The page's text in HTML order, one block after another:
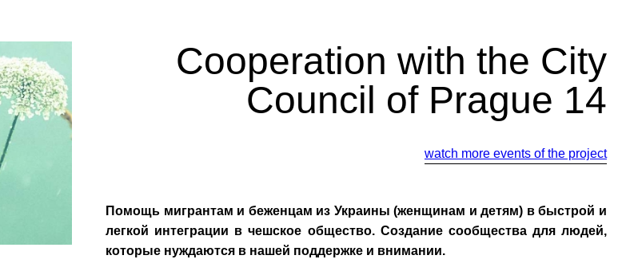
Cooperation with the City
Council of Prague 14
watch more events of the project
Помощь мигрантам и беженцам из Украины (женщинам и детям) в быстрой и
легкой интеграции в чешское общество. Создание сообщества для людей,
которые нуждаются в нашей поддержке и внимании.